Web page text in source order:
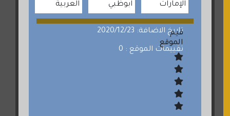
الإمارات
ابوظبي
العربية
تاريخ الاضافة: 2020/12/23
تقييمات الموقع : 0
قيم
الموقع